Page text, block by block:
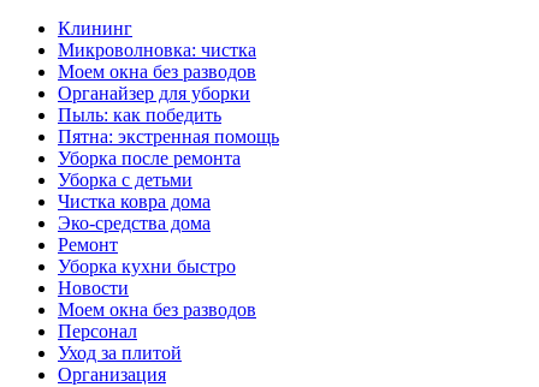
Клининг
Микроволновка: чистка
Моем окна без разводов
Органайзер для уборки
Пыль: как победить
Пятна: экстренная помощь
Уборка после ремонта
Уборка с детьми
Чистка ковра дома
Эко-средства дома
Ремонт
Уборка кухни быстро
Новости
Моем окна без разводов
Персонал
Уход за плитой
Организация